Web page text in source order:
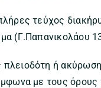
τεύχος
(Γ.Παπανικολάου
ή
με τους όρους